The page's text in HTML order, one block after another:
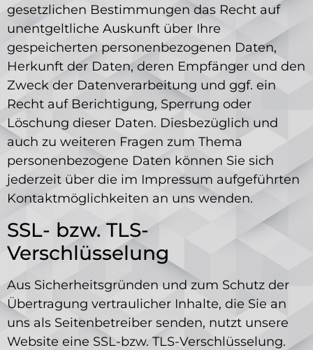
gesetzlichen Bestimmungen das Recht auf
unentgeltliche Auskunft über Ihre
gespeicherten personenbezogenen Daten,
Herkunft der Daten, deren Empfänger und den
Zweck der Datenverarbeitung und ggf. ein
Recht auf Berichtigung, Sperrung oder
Löschung dieser Daten. Diesbezüglich und
auch zu weiteren Fragen zum Thema
personenbezogene Daten können Sie sich
jederzeit über die im Impressum aufgeführten
Kontaktmöglichkeiten an uns wenden.
SSL- bzw. TLS-
Verschlüsselung
Aus Sicherheitsgründen und zum Schutz der
Übertragung vertraulicher Inhalte, die Sie an
uns als Seitenbetreiber senden, nutzt unsere
Website eine SSL-bzw. TLS-Verschlüsselung.